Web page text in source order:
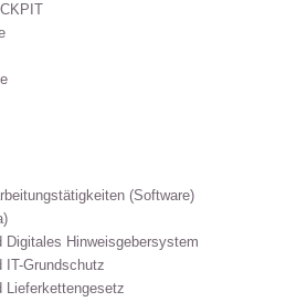
(Software)
Digitales Hinweisgebersystem
IT-Grundschutz
Lieferkettengesetz